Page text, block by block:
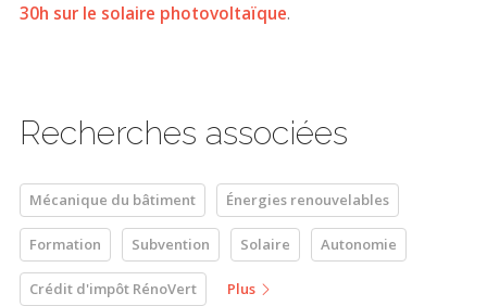
30h sur le solaire photovoltaïque.
Recherches associées
Mécanique du bâtiment Énergies renouvelables
Formation Subvention Solaire Autonomie
Crédit d'impôt RénoVert Plus